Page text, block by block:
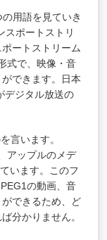
用語を見ていき
スポートストリ
ートストリーム
式で、映像・音
できます。日本
デジタル放送の
言います。
アップルのメデ
います。このフ
の動画、音
できるため、ど
分かりません。